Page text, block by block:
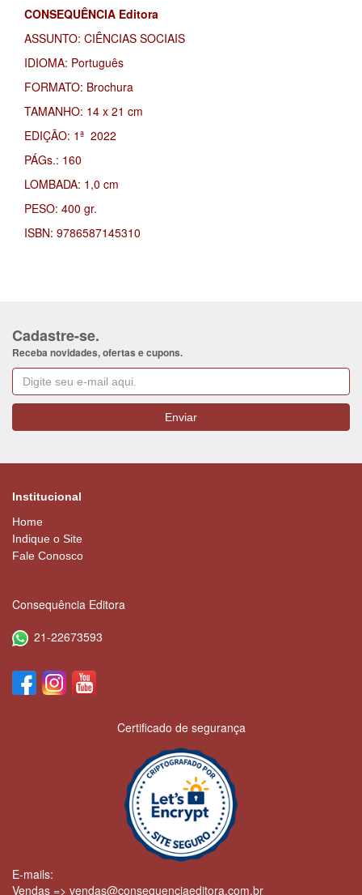
CONSEQUÊNCIA Editora
ASSUNTO: CIÊNCIAS SOCIAIS
IDIOMA: Português
FORMATO: Brochura
TAMANHO: 14 x 21 cm
EDIÇÃO: 1ª 2022
PÁGs.: 160
LOMBADA: 1,0 cm
PESO: 400 gr.
ISBN: 9786587145310
Cadastre-se.
Receba novidades, ofertas e cupons.
Institucional
Home
Indique o Site
Fale Conosco
Consequência Editora
21-22673593
Certificado de segurança
E-mails:
Vendas => vendas@consequenciaeditora.com.br